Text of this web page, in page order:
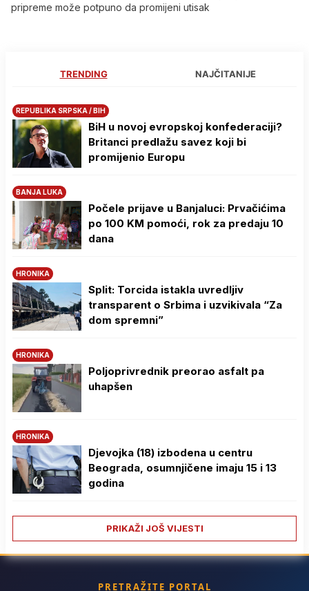
pripreme može potpuno da promijeni utisak
TRENDING NAJČITANIJE
REPUBLIKA SRPSKA / BIH
BiH u novoj evropskoj konfederaciji?
Britanci predlažu savez koji bi
promijenio Europu
BANJA LUKA
Počele prijave u Banjaluci: Prvačićima
po 100 KM pomoći, rok za predaju 10
dana
HRONIKA
Split: Torcida istakla uvredljiv
transparent o Srbima i uzvikivala “Za
dom spremni”
HRONIKA
Poljoprivrednik preorao asfalt pa
uhapšen
HRONIKA
Djevojka (18) izbodena u centru
Beograda, osumnjičene imaju 15 i 13
godina
PRIKAŽI JOŠ VIJESTI
PRETRAŽITE PORTAL